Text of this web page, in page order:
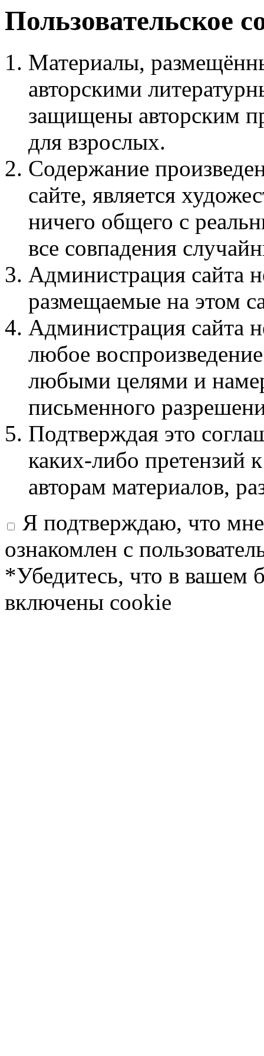
Пользовательское
Материалы,
авторскими
защищены авторским
для взрослых.
Содержание
сайте, является
ничего общего с
все совпадения
Администрация сайта
размещаемые на этом
Администрация сайта
любое
любыми целями и
письменного
Подтверждая это
каких-либо претензий
авторам материалов,
Я подтверждаю, что
ознакомлен с
*Убедитесь, что в вашем
включены cookie